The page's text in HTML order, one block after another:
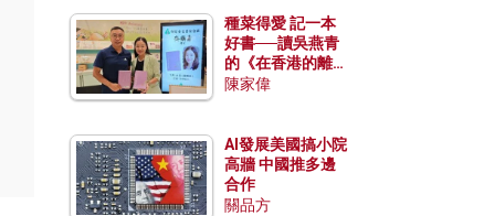
種菜得愛 記一本
好書──讀吳燕青
的《在香港的離島
種菜》
陳家偉
AI發展美國搞小院
高牆 中國推多邊
合作
關品方